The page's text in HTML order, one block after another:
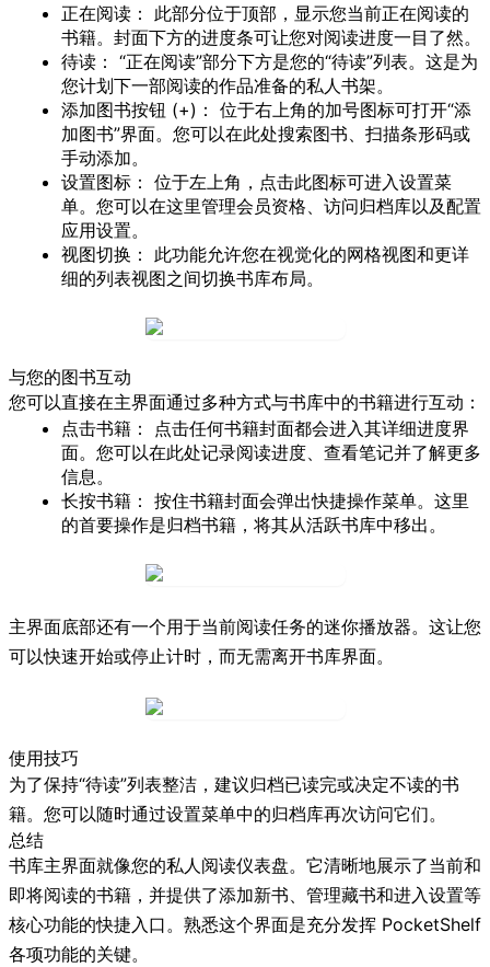
正在阅读：
此部分位于顶部，显示您当前正在阅读的
书籍。封面下方的进度条可让您对阅读进度一目了然。
待读： “正在阅读”部分下方是您的“待读”列表。这是为
您计划下一部阅读的作品准备的私人书架。
添加图书按钮 (+)： 位于右上角的加号图标可打开“添
加图书”界面。您可以在此处搜索图书、扫描条形码或
手动添加。
设置图标： 位于左上角，点击此图标可进入设置菜
单。您可以在这里管理会员资格、访问归档库以及配置
应用设置。
视图切换：
此功能允许您在视觉化的网格视图和更详
细的列表视图之间切换书库布局。
与您的图书互动
您可以直接在主界面通过多种方式与书库中的书籍进行互动：
点击书籍：
点击任何书籍封面都会进入其详细进度界
面。您可以在此处记录阅读进度、查看笔记并了解更多
信息。
长按书籍： 按住书籍封面会弹出快捷操作菜单。这里
的首要操作是归档书籍，将其从活跃书库中移出。
主界面底部还有一个用于当前阅读任务的迷你播放器。这让您
可以快速开始或停止计时，而无需离开书库界面。
使用技巧
为了保持“待读”列表整洁，建议归档已读完或决定不读的书
籍。您可以随时通过设置菜单中的归档库再次访问它们。
总结
书库主界面就像您的私人阅读仪表盘。它清晰地展示了当前和
即将阅读的书籍，并提供了添加新书、管理藏书和进入设置等
核心功能的快捷入口。熟悉这个界面是充分发挥 PocketShelf
各项功能的关键。